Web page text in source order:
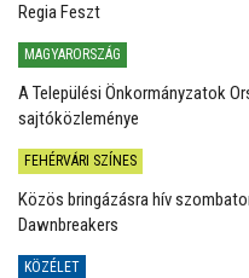
Regia Feszt
MAGYARORSZÁG
A Települési Önkormányzatok
sajtóközleménye
FEHÉRVÁRI SZÍNES
Közös bringázásra hív
Dawnbreakers
KÖZÉLET